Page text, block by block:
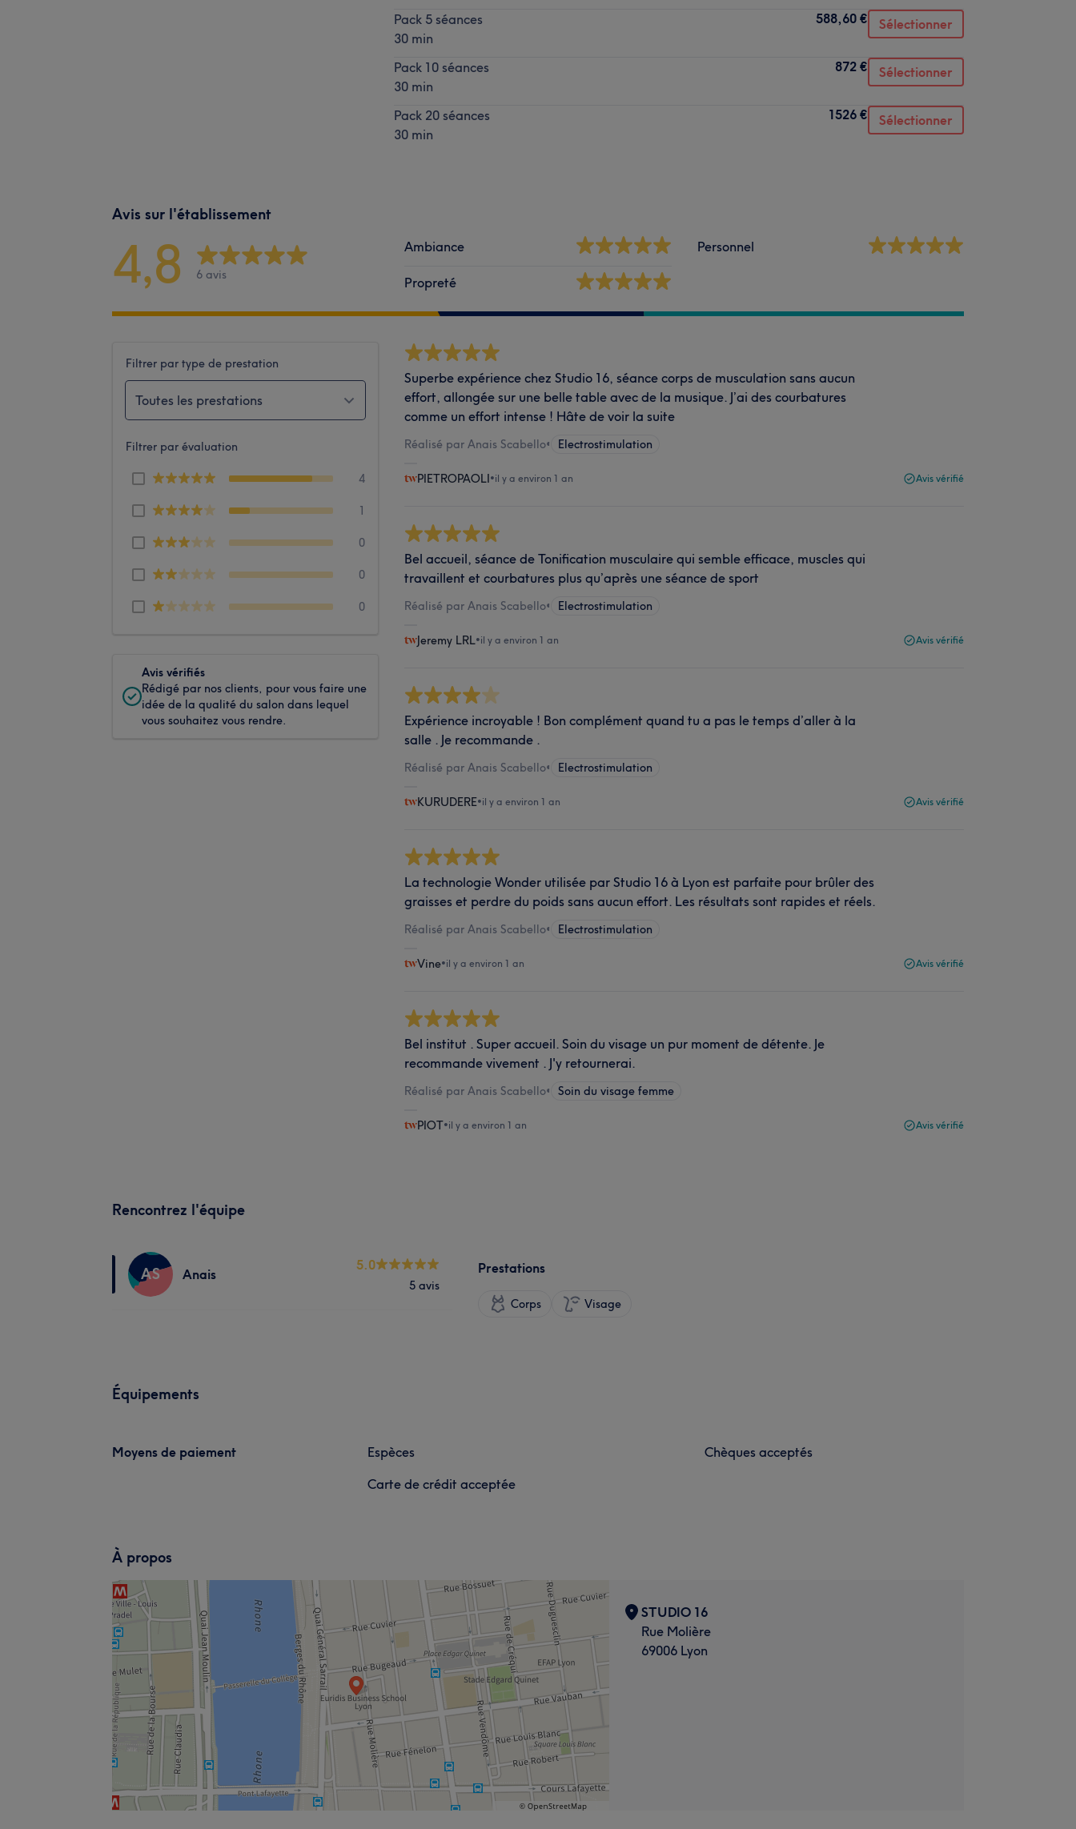
Pack 5 séances
30 min
588,60 € Sélectionner
Pack 10 séances
30 min
872 € Sélectionner
Pack 20 séances
30 min
1526 € Sélectionner
Avis sur l'établissement
4,8 6 avis
Ambiance
Propreté
Personnel
Filtrer par type de prestation
Toutes les prestations
Filtrer par évaluation
4
1
0
0
0
Avis vérifiés
Rédigé par nos clients, pour vous faire une
idée de la qualité du salon dans lequel
vous souhaitez vous rendre.
Superbe expérience chez Studio 16, séance corps de musculation sans aucun
effort, allongée sur une belle table avec de la musique. J’ai des courbatures
comme un effort intense ! Hâte de voir la suite
Réalisé par Anais Scabello• Electrostimulation
PIETROPAOLI•il y a environ 1 an Avis vérifié
Bel accueil, séance de Tonification musculaire qui semble efficace, muscles qui
travaillent et courbatures plus qu’après une séance de sport
Réalisé par Anais Scabello• Electrostimulation
Jeremy LRL•il y a environ 1 an Avis vérifié
Expérience incroyable ! Bon complément quand tu a pas le temps d’aller à la
salle . Je recommande .
Réalisé par Anais Scabello• Electrostimulation
KURUDERE•il y a environ 1 an Avis vérifié
La technologie Wonder utilisée par Studio 16 à Lyon est parfaite pour brûler des
graisses et perdre du poids sans aucun effort. Les résultats sont rapides et réels.
Réalisé par Anais Scabello• Electrostimulation
Vine•il y a environ 1 an Avis vérifié
Bel institut . Super accueil. Soin du visage un pur moment de détente. Je
recommande vivement . J'y retournerai.
Réalisé par Anais Scabello• Soin du visage femme
PIOT•il y a environ 1 an Avis vérifié
Rencontrez l'équipe
AS Anais
5.0
5 avis
Prestations
Corps Visage
Équipements
Moyens de paiement
Espèces
Carte de crédit acceptée
Chèques acceptés
À propos
STUDIO 16
Rue Molière
69006 Lyon